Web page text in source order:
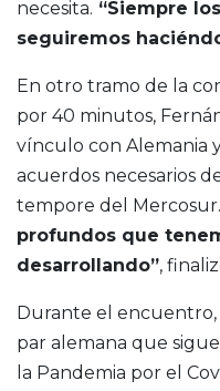
necesita. “Siempre
seguiremos
En otro tramo de la
por 40 minutos,
vínculo con Alemania
acuerdos necesarios
tempore del Mercosur.
profundos que
desarrollando”,
Durante el
par alemana que
la Pandemia por el